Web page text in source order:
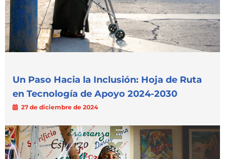
Un Paso Hacia la Inclusión: Hoja de Ruta
en Tecnología de Apoyo 2024-2030
27 de diciembre de 2024